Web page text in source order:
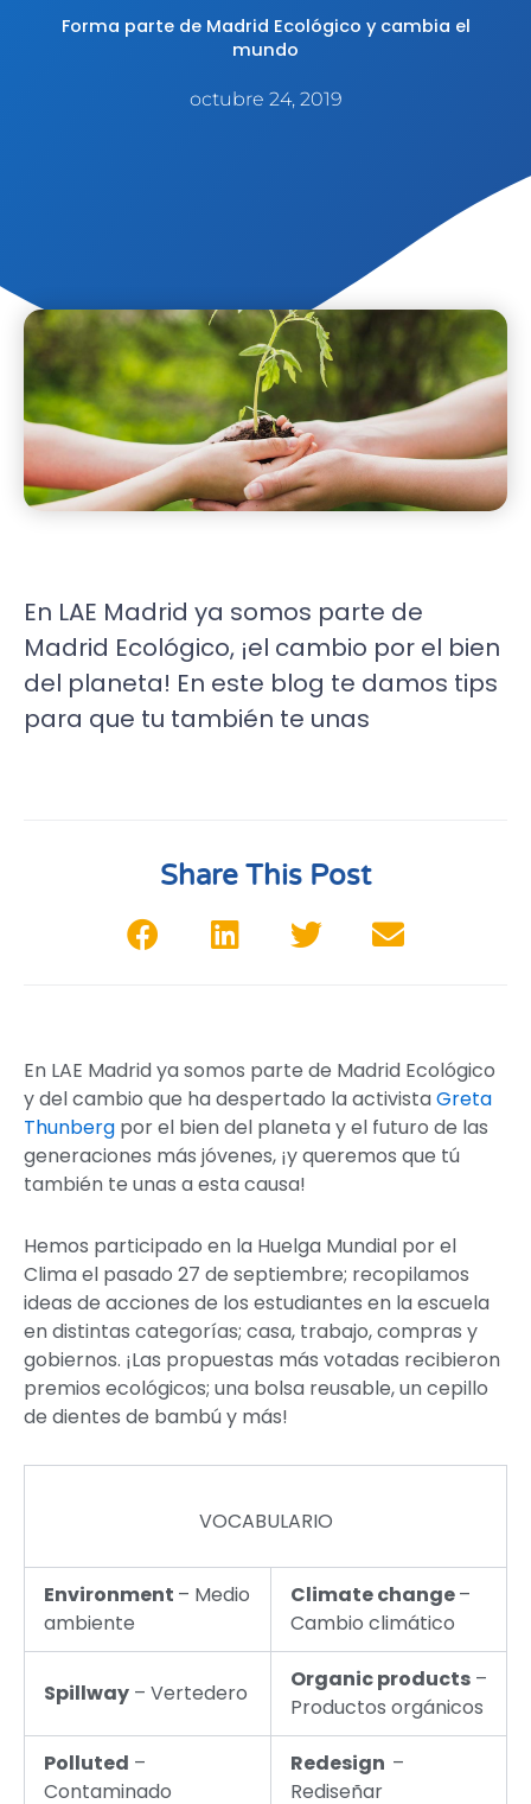
Forma parte de Madrid Ecológico y cambia el
mundo
octubre 24, 2019
En LAE Madrid ya somos parte de
Madrid Ecológico, ¡el cambio por el bien
del planeta! En este blog te damos tips
para que tu también te unas
Share This Post
En LAE Madrid ya somos parte de Madrid Ecológico
y del cambio que ha despertado la activistaGreta
Thunberg por el bien del planeta y el futuro de las
generaciones más jóvenes, ¡y queremos que tú
también te unas a esta causa!
Hemos participado en la Huelga Mundial por el
Clima el pasado 27 de septiembre; recopilamos
ideas de acciones de los estudiantes en la escuela
en distintas categorías; casa, trabajo, compras y
gobiernos. ¡Las propuestas más votadas recibieron
premios ecológicos; una bolsa reusable, un cepillo
de dientes de bambú y más!
VOCABULARIO
Environment – Medio
ambiente
Climate change–
Cambio climático
Spillway – Vertedero
Organic products –
Productos orgánicos
Polluted –
Contaminado
Redesign –
Rediseñar